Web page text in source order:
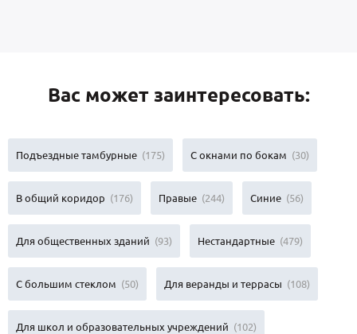
Вас может заинтересовать:
Подъездные тамбурные (175) С окнами по бокам (30)
В общий коридор (176) Правые (244) Синие (56)
Для общественных зданий (93) Нестандартные (479)
С большим стеклом (50) Для веранды и террасы (108)
Для школ и образовательных учреждений (102)